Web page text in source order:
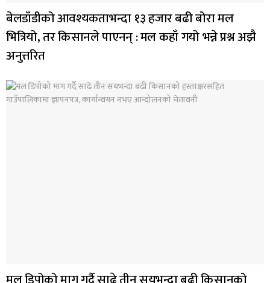
बेलडाँडीको आवश्यकताभन्दा १३ हजार बढी बोरा मल
भित्रियो, तर किसानले पाएनन् : मल कहाँ गयो भन्ने प्रश्न अझै
अनुत्तरित